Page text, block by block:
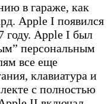
в гараже, как
Apple I появился
году. Apple I был
персональным
все еще
клавиатура и
с полностью